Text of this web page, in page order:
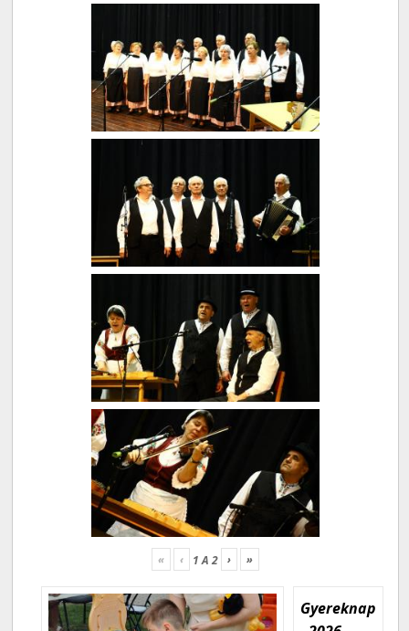
« ‹ 1A2 › »
Gyereknap